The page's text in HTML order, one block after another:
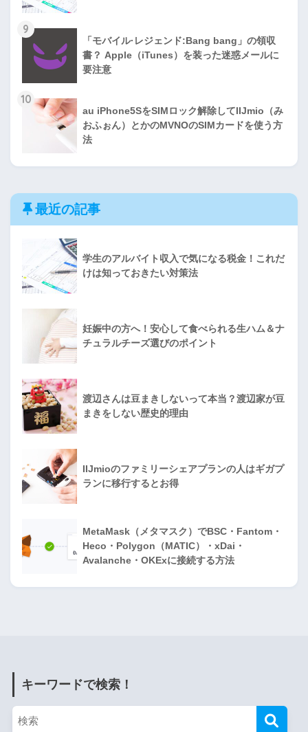
9
「モバイル·レジェンド:Bang bang」の領収
書？ Apple（iTunes）を装った迷惑メールに
要注意
10
au iPhone5SをSIMロック解除してIIJmio（み
おふぉん）とかのMVNOのSIMカードを使う方
法
最近の記事
学生のアルバイト収入で気になる税金！これだ
けは知っておきたい対策法
妊娠中の方へ！安心して食べられる生ハム＆ナ
チュラルチーズ選びのポイント
渡辺さんは豆まきしないって本当？渡辺家が豆
まきをしない歴史的理由
IIJmioのファミリーシェアプランの人はギガプ
ランに移行するとお得
MetaMask（メタマスク）でBSC・Fantom・
Heco・Polygon（MATIC）・xDai・
Avalanche・OKExに接続する方法
キーワードで検索！